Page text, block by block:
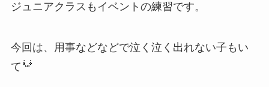
ジュニアクラスもイベントの練習です。
今回は、用事などなどで泣く泣く出れない子もい
て